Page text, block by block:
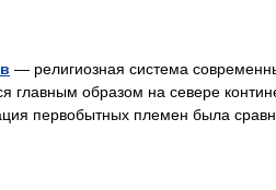
— религиозная система
главным образом на севере
первобытных племен была